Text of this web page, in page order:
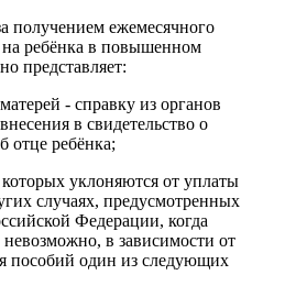
получением ежемесячного
на ребёнка в повышенном
представляет:
- справку из органов
в свидетельство о
отце ребёнка;
уклоняются от уплаты
случаях, предусмотренных
Федерации, когда
в зависимости от
пособий один из следующих